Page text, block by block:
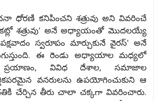
ధోరణి కనిపించని శత్రువు అని వివరించే
శత్రువు' అనే అధ్యాయంతో మొదలయ్యే
స్వరూపం మార్చుకునే వైరస్' అనే
ఈ రెండు అధ్యాయాల మధ్యలో
ప్రయాణం, వివిధ దేశాల, సమాజాల
వనరులను ఉపయోగించుకుని ఆ
చేర్చిన తీరు చాలా చక్కగా వివరించారు.